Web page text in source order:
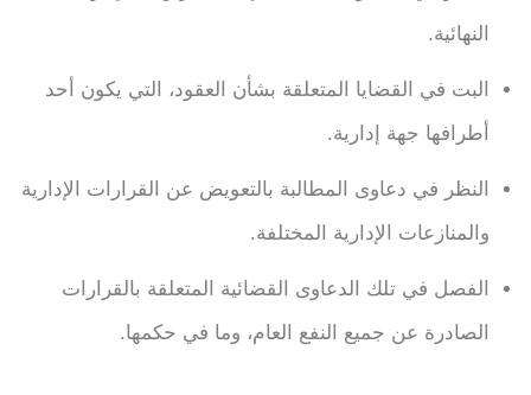
النهائية.
البت في القضايا المتعلقة بشأن العقود، التي يكون أحد
أطرافها جهة إدارية.
النظر في دعاوى المطالبة بالتعويض عن القرارات الإدارية
والمنازعات الإدارية المختلفة.
الفصل في تلك الدعاوى القضائية المتعلقة بالقرارات
الصادرة عن جميع النفع العام، وما في حكمها.